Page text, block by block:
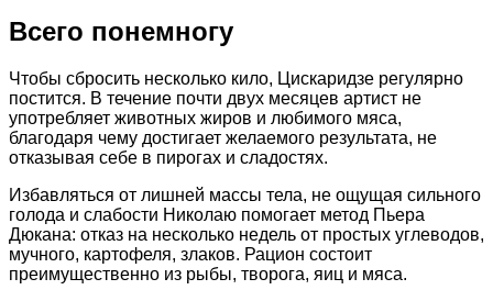
Всего понемногу
Чтобы сбросить несколько кило, Цискаридзе регулярно
постится. В течение почти двух месяцев артист не
употребляет животных жиров и любимого мяса,
благодаря чему достигает желаемого результата, не
отказывая себе в пирогах и сладостях.
Избавляться от лишней массы тела, не ощущая сильного
голода и слабости Николаю помогает метод Пьера
Дюкана: отказ на несколько недель от простых углеводов,
мучного, картофеля, злаков. Рацион состоит
преимущественно из рыбы, творога, яиц и мяса.